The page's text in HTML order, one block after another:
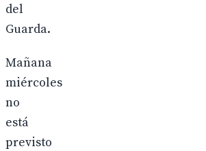
del
Guarda.
Mañana
miércoles
no
está
previsto